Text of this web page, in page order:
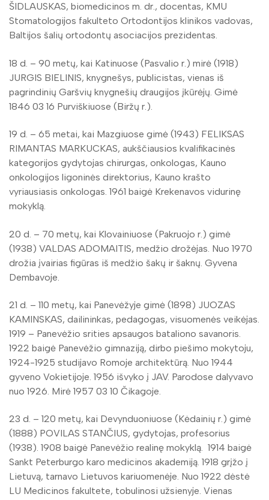
ŠIDLAUSKAS, biomedicinos m. dr., docentas, KMU
Stomatologijos fakulteto Ortodontijos klinikos vadovas,
Baltijos šalių ortodontų asociacijos prezidentas.
18 d. – 90 metų, kai Katinuose (Pasvalio r.) mirė (1918)
JURGIS BIELINIS, knygnešys, publicistas, vienas iš
pagrindinių Garšvių knygnešių draugijos įkūrėjų. Gimė
1846 03 16 Purviškiuose (Biržų r.).
19 d. – 65 metai, kai Mazgiuose gimė (1943) FELIKSAS
RIMANTAS MARKUCKAS, aukščiausios kvalifikacinės
kategorijos gydytojas chirurgas, onkologas, Kauno
onkologijos ligoninės direktorius, Kauno krašto
vyriausiasis onkologas. 1961 baigė Krekenavos vidurinę
mokyklą.
20 d. – 70 metų, kai Klovainiuose (Pakruojo r.) gimė
(1938) VALDAS ADOMAITIS, medžio drožėjas. Nuo 1970
drožia įvairias figūras iš medžio šakų ir šaknų. Gyvena
Dembavoje.
21 d. – 110 metų, kai Panevėžyje gimė (1898) JUOZAS
KAMINSKAS, dailininkas, pedagogas, visuomenės veikėjas.
1919 – Panevėžio srities apsaugos bataliono savanoris.
1922 baigė Panevėžio gimnaziją, dirbo piešimo mokytoju,
1924-1925 studijavo Romoje architektūrą. Nuo 1944
gyveno Vokietijoje. 1956 išvyko į JAV. Parodose dalyvavo
nuo 1926. Mirė 1957 03 10 Čikagoje.
23 d. – 120 metų, kai Devynduoniuose (Kėdainių r.) gimė
(1888) POVILAS STANČIUS, gydytojas, profesorius
(1938). 1908 baigė Panevėžio realinę mokyklą. 1914 baigė
Sankt Peterburgo karo medicinos akademiją. 1918 grįžo į
Lietuvą, tarnavo Lietuvos kariuomenėje. Nuo 1922 dėstė
LU Medicinos fakultete, tobulinosi užsienyje. Vienas